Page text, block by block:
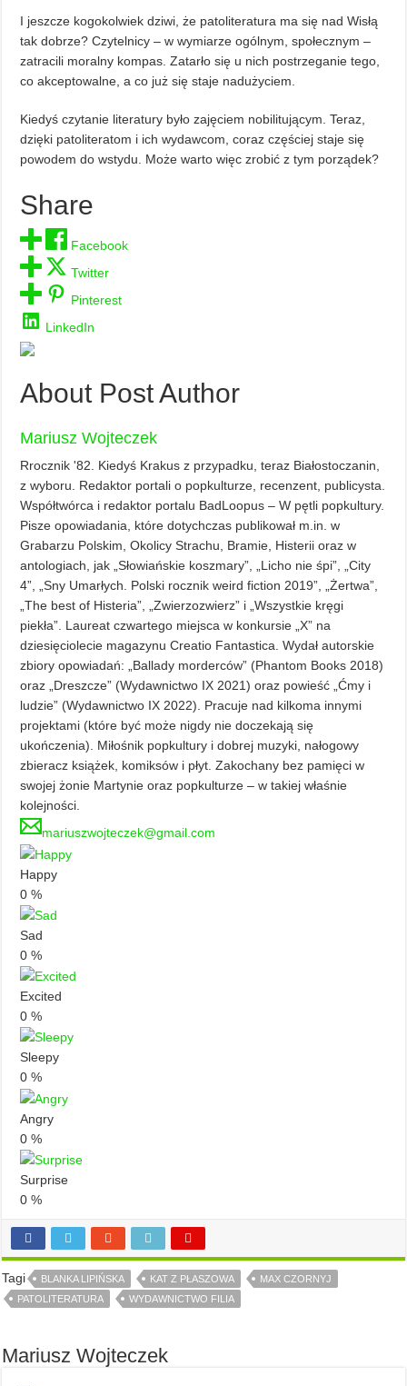
I jeszcze kogokolwiek dziwi, że patoliteratura ma się nad Wisłą
tak dobrze? Czytelnicy – w wymiarze ogólnym, społecznym –
zatracili moralny kompas. Zatarło się u nich postrzeganie tego,
co akceptowalne, a co już się staje nadużyciem.
Kiedyś czytanie literatury było zajęciem nobilitującym. Teraz,
dzięki patoliteratom i ich wydawcom, coraz częściej staje się
powodem do wstydu. Może warto więc zrobić z tym porządek?
Share
Facebook
Twitter
Pinterest
LinkedIn
About Post Author
Mariusz Wojteczek
Rrocznik '82. Kiedyś Krakus z przypadku, teraz Białostoczanin,
z wyboru. Redaktor portali o popkulturze, recenzent, publicysta.
Współtwórca i redaktor portalu BadLoopus – W pętli popkultury.
Pisze opowiadania, które dotychczas publikował m.in. w
Grabarzu Polskim, Okolicy Strachu, Bramie, Histerii oraz w
antologiach, jak „Słowiańskie koszmary”, „Licho nie śpi”, „City
4”, „Sny Umarłych. Polski rocznik weird fiction 2019”, „Żertwa”,
„The best of Histeria”, „Zwierzozwierz” i „Wszystkie kręgi
piekła”. Laureat czwartego miejsca w konkursie „X” na
dziesięciolecie magazynu Creatio Fantastica. Wydał autorskie
zbiory opowiadań: „Ballady morderców” (Phantom Books 2018)
oraz „Dreszcze” (Wydawnictwo IX 2021) oraz powieść „Ćmy i
ludzie” (Wydawnictwo IX 2022). Pracuje nad kilkoma innymi
projektami (które być może nigdy nie doczekają się
ukończenia). Miłośnik popkultury i dobrej muzyki, nałogowy
zbieracz książek, komiksów i płyt. Zakochany bez pamięci w
swojej żonie Martynie oraz popkulturze – w takiej właśnie
kolejności.
mariuszwojteczek@gmail.com
Happy
0 %
Sad
0 %
Excited
0 %
Sleepy
0 %
Angry
0 %
Surprise
0 %
Tagi BLANKA LIPIŃSKA KAT Z PŁASZOWA
MAX CZORNYJ
PATOLITERATURA
WYDAWNICTWO FILIA
Mariusz Wojteczek